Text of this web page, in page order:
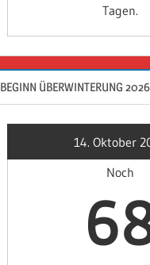
Tagen.
BEGINN ÜBERWINTERUNG
14. Oktober
Noch